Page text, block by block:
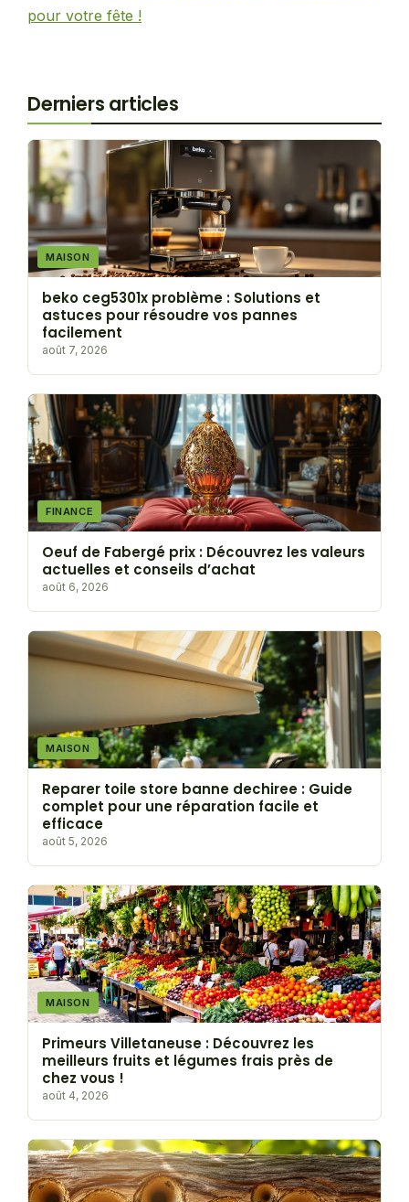
pour votre fête !
Derniers articles
MAISON
beko ceg5301x problème : Solutions et
astuces pour résoudre vos pannes
facilement
août 7, 2026
FINANCE
Oeuf de Fabergé prix : Découvrez les valeurs
actuelles et conseils d’achat
août 6, 2026
MAISON
Reparer toile store banne dechiree : Guide
complet pour une réparation facile et
efficace
août 5, 2026
MAISON
Primeurs Villetaneuse : Découvrez les
meilleurs fruits et légumes frais près de
chez vous !
août 4, 2026